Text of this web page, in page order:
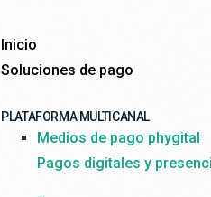
Inicio
Soluciones de pago
PLATAFORMA MULTICANAL
Medios de pago phygital
Pagos digitales y